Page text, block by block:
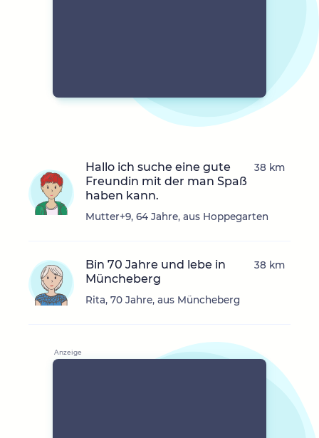
Hallo ich suche eine gute
Freundin mit der man Spaß
haben kann.
Mutter+9, 64 Jahre, aus Hoppegarten
38 km
Bin 70 Jahre und lebe in
Müncheberg
Rita, 70 Jahre, aus Müncheberg
38 km